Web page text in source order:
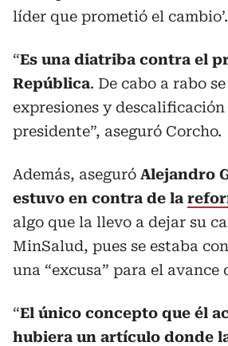
líder que prometió el cambio’.
“Es una diatriba contra el
República. De cabo a rabo
expresiones y descalificación
presidente”, aseguró Corcho.
Además, aseguró Alejandro
estuvo en contra de la
algo que la llevo a dejar su
MinSalud, pues se estaba
una “excusa” para el avance
“El único concepto que él
hubiera un artículo donde